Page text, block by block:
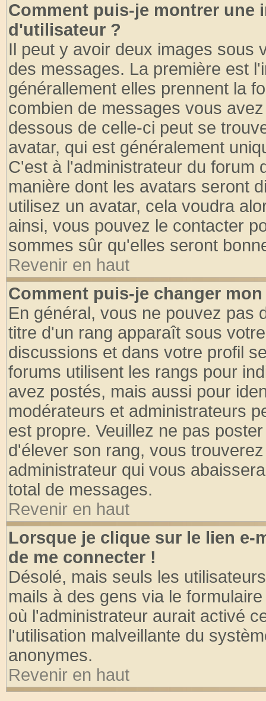
Comment puis-je montrer une
d'utilisateur ?
Il peut y avoir deux images sous
des messages. La première est
générallement elles prennent la
combien de messages vous
dessous de celle-ci peut se
avatar, qui est généralement
C'est à l'administrateur du forum
manière dont les avatars seront
utilisez un avatar, cela voudra
ainsi, vous pouvez le contacter
sommes sûr qu'elles seront
Revenir en haut
Comment puis-je changer
En général, vous ne pouvez pas
titre d'un rang apparaît sous
discussions et dans votre profil
forums utilisent les rangs pour
avez postés, mais aussi pour
modérateurs et administrateurs
est propre. Veuillez ne pas
d'élever son rang, vous
administrateur qui vous
total de messages.
Revenir en haut
Lorsque je clique sur le lien e-
de me connecter !
Désolé, mais seuls les
mails à des gens via le
où l'administrateur aurait activé
l'utilisation malveillante du
anonymes.
Revenir en haut